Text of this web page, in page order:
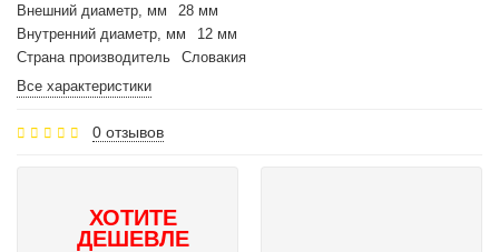
Внешний диаметр, мм
28 мм
Внутренний диаметр, мм
12 мм
Страна производитель
Словакия
Все характеристики
0 отзывов
ХОТИТЕ
ДЕШЕВЛЕ